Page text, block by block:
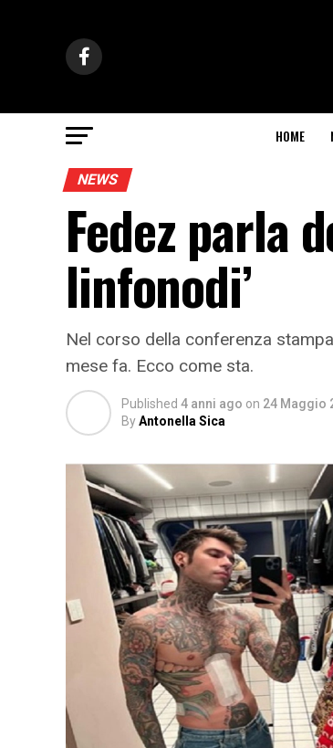
HOME
NEWS
Fedez parla
linfonodi’
Nel corso della conferenza
mese fa. Ecco come sta.
Published 4 anni ago on 24 Maggio
ByAntonella Sica